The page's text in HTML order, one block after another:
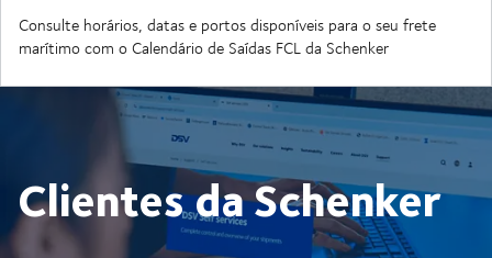
Consulte horários, datas e portos disponíveis para o seu frete
marítimo com o Calendário de Saídas FCL da Schenker
Clientes da Schenker